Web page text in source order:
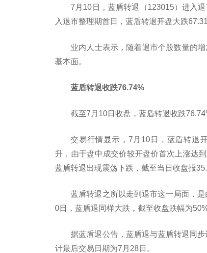
7月10日，蓝盾转退（123015）进入
入退市整理期首日，蓝盾转退开盘大跌
业内人士表示，随着退市个股数量的
基本面。
蓝盾转退收跌76.74%
截至7月10日收盘，蓝盾转退收跌
交易行情显示，7月10日，蓝盾转退
升，由于盘中成交价较开盘价首次上涨达
蓝盾转退出现震荡下跌，截至当日收盘报
蓝盾转退之所以走到退市这一局面，
0日，蓝盾退同样大跌，截至收盘跌幅为
据蓝盾退公告，蓝盾退与蓝盾转退同
计最后交易日期为7月28日。